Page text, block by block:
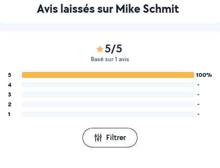
Avis laissés sur Mike Schmit
5/5
Basé sur 1 avis
5
100%
4
-
3
-
2
-
1
-
Filtrer